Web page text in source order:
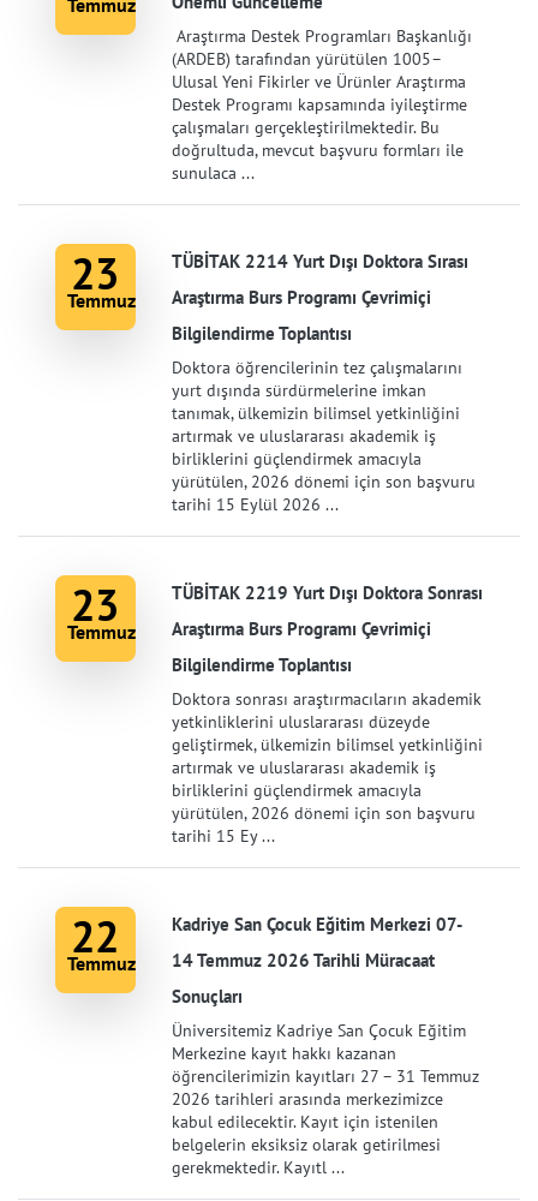
Temmuz
Araştırma Destek Programları Başkanlığı
(ARDEB) tarafından yürütülen 1005–
Ulusal Yeni Fikirler ve Ürünler Araştırma
Destek Programı kapsamında iyileştirme
çalışmaları gerçekleştirilmektedir. Bu
doğrultuda, mevcut başvuru formları ile
sunulaca ...
23
Temmuz
TÜBİTAK 2214 Yurt Dışı Doktora Sırası
Araştırma Burs Programı Çevrimiçi
Bilgilendirme Toplantısı
Doktora öğrencilerinin tez çalışmalarını
yurt dışında sürdürmelerine imkan
tanımak, ülkemizin bilimsel yetkinliğini
artırmak ve uluslararası akademik iş
birliklerini güçlendirmek amacıyla
yürütülen, 2026 dönemi için son başvuru
tarihi 15 Eylül 2026 ...
23
Temmuz
TÜBİTAK 2219 Yurt Dışı Doktora Sonrası
Araştırma Burs Programı Çevrimiçi
Bilgilendirme Toplantısı
Doktora sonrası araştırmacıların akademik
yetkinliklerini uluslararası düzeyde
geliştirmek, ülkemizin bilimsel yetkinliğini
artırmak ve uluslararası akademik iş
birliklerini güçlendirmek amacıyla
yürütülen, 2026 dönemi için son başvuru
tarihi 15 Ey ...
22
Temmuz
Kadriye San Çocuk Eğitim Merkezi 07-
14 Temmuz 2026 Tarihli Müracaat
Sonuçları
Üniversitemiz Kadriye San Çocuk Eğitim
Merkezine kayıt hakkı kazanan
öğrencilerimizin kayıtları 27 – 31 Temmuz
2026 tarihleri arasında merkezimizce
kabul edilecektir. Kayıt için istenilen
belgelerin eksiksiz olarak getirilmesi
gerekmektedir. Kayıtl ...